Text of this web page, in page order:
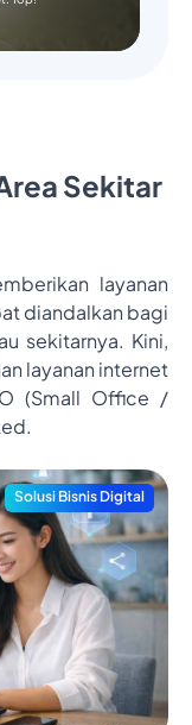
Sekitar
layanan
diandalkan bagi
sekitarnya. Kini,
layanan internet
(Small Office /
Solusi Bisnis Digital